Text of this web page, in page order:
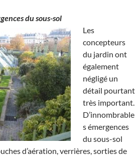
du sous-sol
Les
concepteurs
du jardin ont
également
négligé un
détail pourtant
très important.
D’innombrable
s émergences
du sous-sol
d’aération, verrières, sorties de